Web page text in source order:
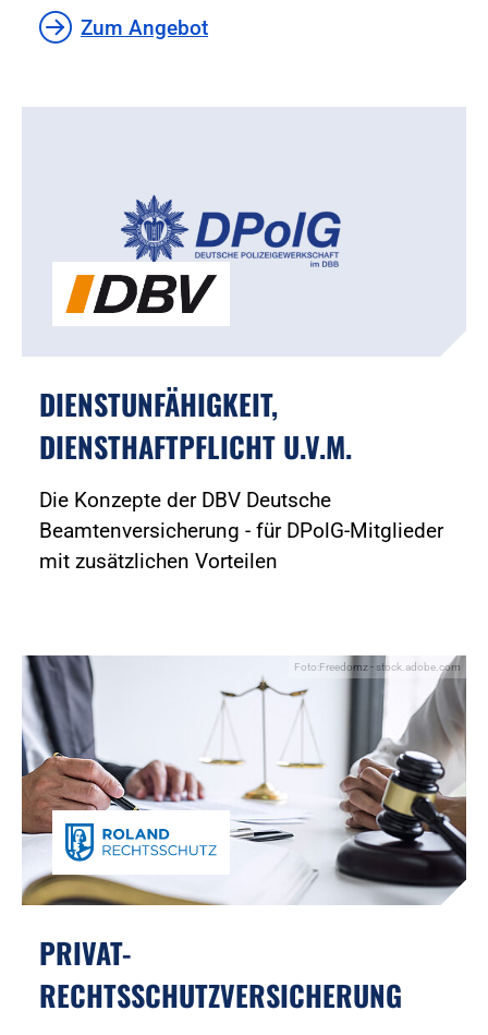
Zum Angebot
DIENSTUNFÄHIGKEIT,
DIENSTHAFTPFLICHT U.V.M.
Die Konzepte der DBV Deutsche
Beamtenversicherung - für DPolG-Mitglieder
mit zusätzlichen Vorteilen
PRIVAT-
RECHTSSCHUTZVERSICHERUNG
Foto:Freedomz - stock.adobe.com